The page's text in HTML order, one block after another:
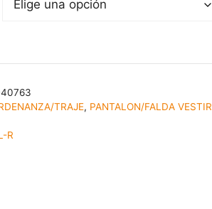
TRAJE, PANTALON/FALDA VESTIR
R